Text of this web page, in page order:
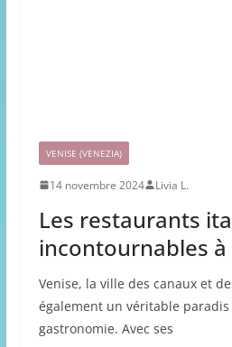
VENISE (VENEZIA)
14 novembre 2024 Livia L.
Les restaurants
incontournables à
Venise, la ville des canaux et
également un véritable
gastronomie. Avec ses